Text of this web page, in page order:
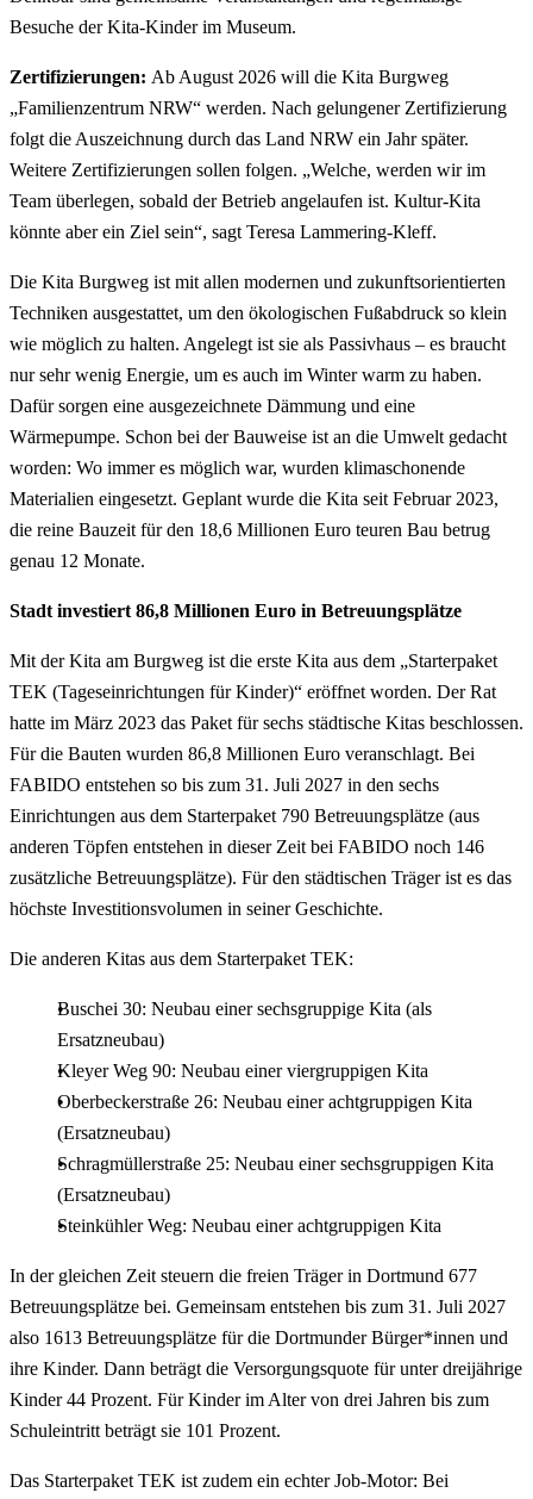
Besuche der Kita-Kinder im Museum.
Zertifizierungen: Ab August 2026 will die Kita Burgweg
„Familienzentrum NRW“ werden. Nach gelungener Zertifizierung
folgt die Auszeichnung durch das Land NRW ein Jahr später.
Weitere Zertifizierungen sollen folgen. „Welche, werden wir im
Team überlegen, sobald der Betrieb angelaufen ist. Kultur-Kita
könnte aber ein Ziel sein“, sagt Teresa Lammering-Kleff.
Die Kita Burgweg ist mit allen modernen und zukunftsorientierten
Techniken ausgestattet, um den ökologischen Fußabdruck so klein
wie möglich zu halten. Angelegt ist sie als Passivhaus – es braucht
nur sehr wenig Energie, um es auch im Winter warm zu haben.
Dafür sorgen eine ausgezeichnete Dämmung und eine
Wärmepumpe. Schon bei der Bauweise ist an die Umwelt gedacht
worden: Wo immer es möglich war, wurden klimaschonende
Materialien eingesetzt. Geplant wurde die Kita seit Februar 2023,
die reine Bauzeit für den 18,6 Millionen Euro teuren Bau betrug
genau 12 Monate.
Stadt investiert 86,8 Millionen Euro in Betreuungsplätze
Mit der Kita am Burgweg ist die erste Kita aus dem „Starterpaket
TEK (Tageseinrichtungen für Kinder)“ eröffnet worden. Der Rat
hatte im März 2023 das Paket für sechs städtische Kitas beschlossen.
Für die Bauten wurden 86,8 Millionen Euro veranschlagt. Bei
FABIDO entstehen so bis zum 31. Juli 2027 in den sechs
Einrichtungen aus dem Starterpaket 790 Betreuungsplätze (aus
anderen Töpfen entstehen in dieser Zeit bei FABIDO noch 146
zusätzliche Betreuungsplätze). Für den städtischen Träger ist es das
höchste Investitionsvolumen in seiner Geschichte.
Die anderen Kitas aus dem Starterpaket TEK:
Buschei 30: Neubau einer sechsgruppige Kita (als
Ersatzneubau)
Kleyer Weg 90: Neubau einer viergruppigen Kita
Oberbeckerstraße 26: Neubau einer achtgruppigen Kita
(Ersatzneubau)
Schragmüllerstraße 25: Neubau einer sechsgruppigen Kita
(Ersatzneubau)
Steinkühler Weg: Neubau einer achtgruppigen Kita
In der gleichen Zeit steuern die freien Träger in Dortmund 677
Betreuungsplätze bei. Gemeinsam entstehen bis zum 31. Juli 2027
also 1613 Betreuungsplätze für die Dortmunder Bürger*innen und
ihre Kinder. Dann beträgt die Versorgungsquote für unter dreijährige
Kinder 44 Prozent. Für Kinder im Alter von drei Jahren bis zum
Schuleintritt beträgt sie 101 Prozent.
Das Starterpaket TEK ist zudem ein echter Job-Motor: Bei